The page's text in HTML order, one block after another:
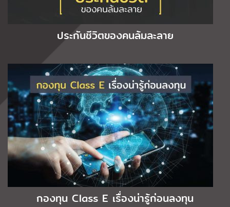
ประกันชีวิตของคนล้มละลาย
กองทุน Class E เรื่องน่ารู้ก่อนลงทุน